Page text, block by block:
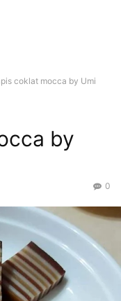
coklat mocca by Umi
by
0